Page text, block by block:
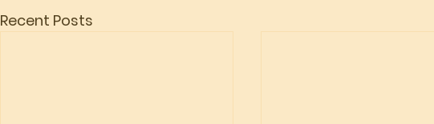
Recent Posts